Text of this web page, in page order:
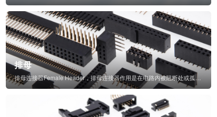
排母
排母连接器Female Header，排母连接器作用是在电路内被阻断处或孤立不通...